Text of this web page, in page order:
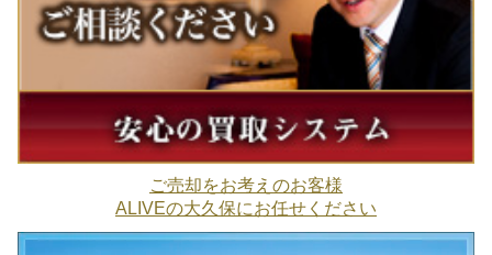
ご売却をお考えのお客様
ALIVEの大久保にお任せください